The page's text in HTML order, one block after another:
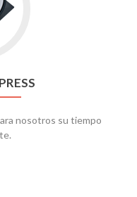
nosotros su tiempo